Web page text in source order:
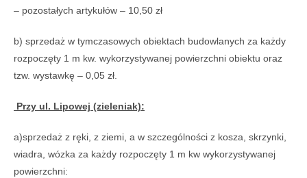
– pozostałych artykułów – 10,50 zł
b) sprzedaż w tymczasowych obiektach budowlanych za każdy
rozpoczęty 1 m kw. wykorzystywanej powierzchni obiektu oraz
tzw. wystawkę – 0,05 zł.
Przy ul. Lipowej (zieleniak):
a)sprzedaż z ręki, z ziemi, a w szczególności z kosza, skrzynki,
wiadra, wózka za każdy rozpoczęty 1 m kw wykorzystywanej
powierzchni: